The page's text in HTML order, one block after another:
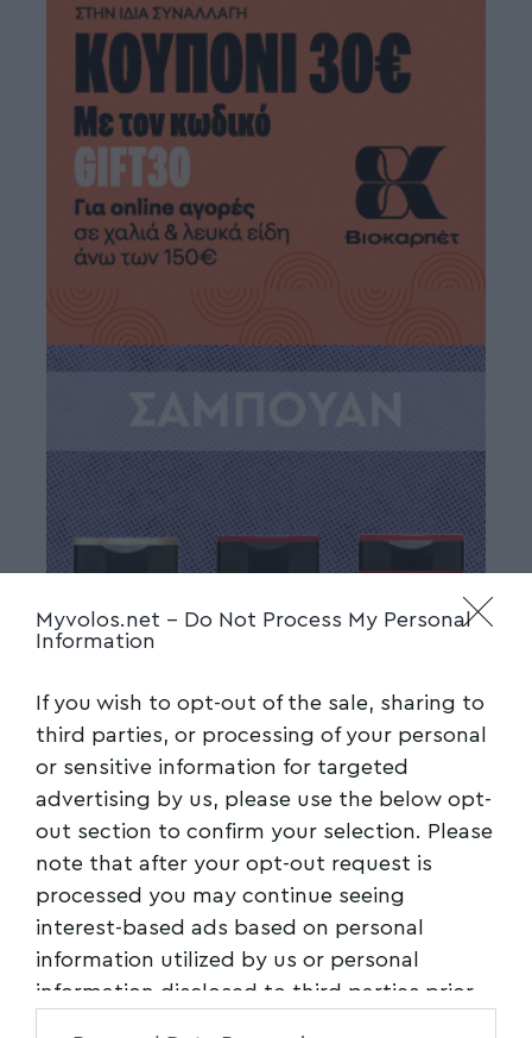
Myvolos.net - Do Not Process My Personal
Information
If you wish to opt-out of the sale, sharing to
third parties, or processing of your personal
or sensitive information for targeted
advertising by us, please use the below opt-
out section to confirm your selection. Please
note that after your opt-out request is
processed you may continue seeing
interest-based ads based on personal
information utilized by us or personal
information disclosed to third parties prior